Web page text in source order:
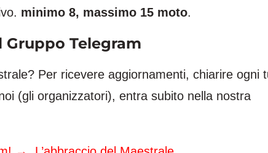
minimo 8, massimo 15 moto.
Telegram
Per ricevere aggiornamenti, chiarire ogni
(gli organizzatori), entra subito nella nostra